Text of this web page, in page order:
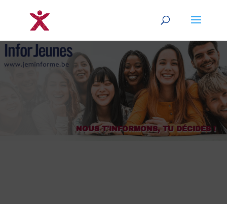
NOUS T’INFORMONS, TU DÉCIDES !